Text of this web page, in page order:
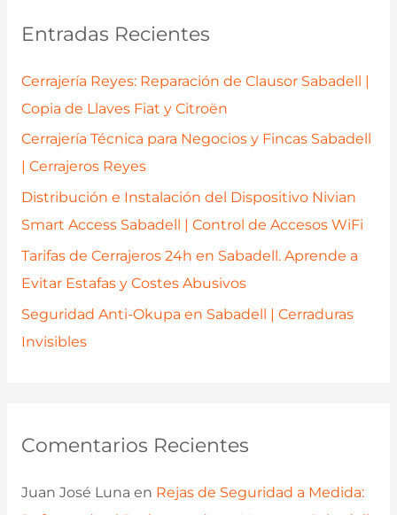
p
o
:
Entradas Recientes
Cerrajería Reyes: Reparación de Clausor Sabadell |
Copia de Llaves Fiat y Citroën
Cerrajería Técnica para Negocios y Fincas Sabadell
| Cerrajeros Reyes
Distribución e Instalación del Dispositivo Nivian
Smart Access Sabadell | Control de Accesos WiFi
Tarifas de Cerrajeros 24h en Sabadell. Aprende a
Evitar Estafas y Costes Abusivos
Seguridad Anti-Okupa en Sabadell | Cerraduras
Invisibles
Comentarios Recientes
Juan José Luna en Rejas de Seguridad a Medida: